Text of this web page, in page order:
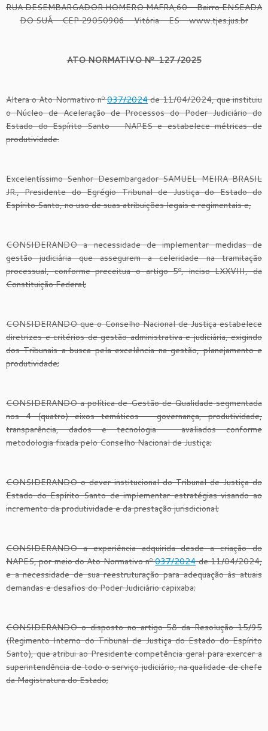
RUA DESEMBARGADOR HOMERO MAFRA,60 – Bairro ENSEADA
DO SUÁ – CEP 29050906 – Vitória – ES – www.tjes.jus.br
ATO NORMATIVO Nº 127 /2025
Altera o Ato Normativo nº037/2024de 11/04/2024, que instituiu
o Núcleo de Aceleração de Processos do Poder Judiciário do
Estado do Espírito Santo – NAPES e estabelece métricas de
produtividade.
Excelentíssimo Senhor Desembargador SAMUEL MEIRA BRASIL
JR., Presidente do Egrégio Tribunal de Justiça do Estado do
Espírito Santo, no uso de suas atribuições legais e regimentais e,
CONSIDERANDO a necessidade de implementar medidas de
gestão judiciária que assegurem a celeridade na tramitação
processual, conforme preceitua o artigo 5º, inciso LXXVIII, da
Constituição Federal;
CONSIDERANDO que o Conselho Nacional de Justiça estabelece
diretrizes e critérios de gestão administrativa e judiciária, exigindo
dos Tribunais a busca pela excelência na gestão, planejamento e
produtividade;
CONSIDERANDO a política de Gestão de Qualidade segmentada
nos 4 (quatro) eixos temáticos – governança, produtividade,
transparência, dados e tecnologia – avaliados conforme
metodologia fixada pelo Conselho Nacional de Justiça;
CONSIDERANDO o dever institucional do Tribunal de Justiça do
Estado do Espírito Santo de implementar estratégias visando ao
incremento da produtividade e da prestação jurisdicional;
CONSIDERANDO a experiência adquirida desde a criação do
NAPES, por meio do Ato Normativo nº037/2024de 11/04/2024,
e a necessidade de sua reestruturação para adequação às atuais
demandas e desafios do Poder Judiciário capixaba;
CONSIDERANDO o disposto no artigo 58 da Resolução 15/95
(Regimento Interno do Tribunal de Justiça do Estado do Espírito
Santo), que atribui ao Presidente competência geral para exercer a
superintendência de todo o serviço judiciário, na qualidade de chefe
da Magistratura do Estado;